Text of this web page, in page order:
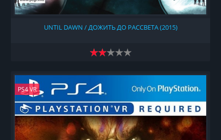
UNTIL DAWN / ДОЖИТЬ ДО РАССВЕТА (2015)
PS4 VR